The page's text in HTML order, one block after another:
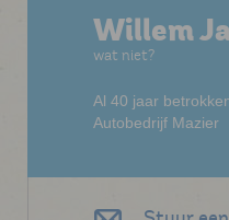
Willem
wat niet?
Al 40 jaar
Autobedrijf Mazier